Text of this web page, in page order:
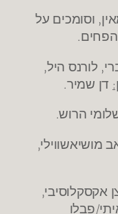
וסומכים על
הפחים.
לורנס היל,
דן שמיר.
הרוש.
מושיאשווילי,
אקסקלוסיבי,
פבלו